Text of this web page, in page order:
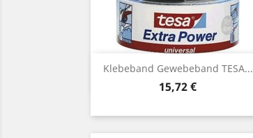
Klebeband Gewebeband TESA...
Preis
15,72 €
Vorschau